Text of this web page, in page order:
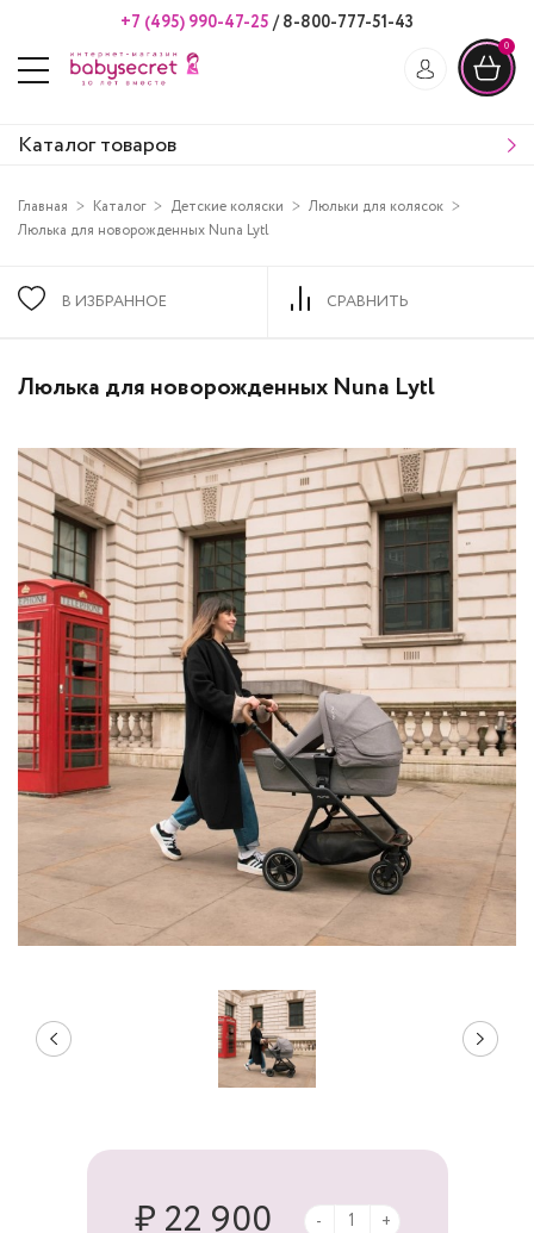
+7 (495) 990-47-25 /8-800-777-51-43
0
Каталог товаров
Главная Каталог Детские коляски
Люльки для колясок
Люлька для новорожденных Nuna Lytl
В ИЗБРАННОЕ СРАВНИТЬ
Люлька для новорожденных Nuna Lytl
₽ 22 900 - +